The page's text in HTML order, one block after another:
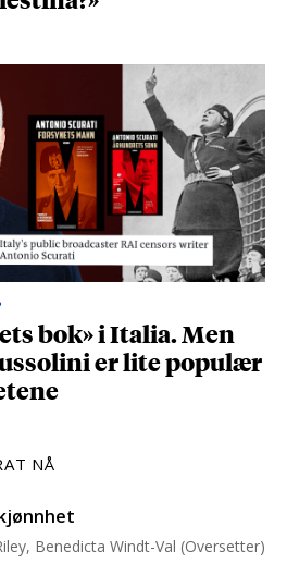
bok» i Italia. Men
er lite populær
NÅ
Benedicta Windt-Val (Oversetter)